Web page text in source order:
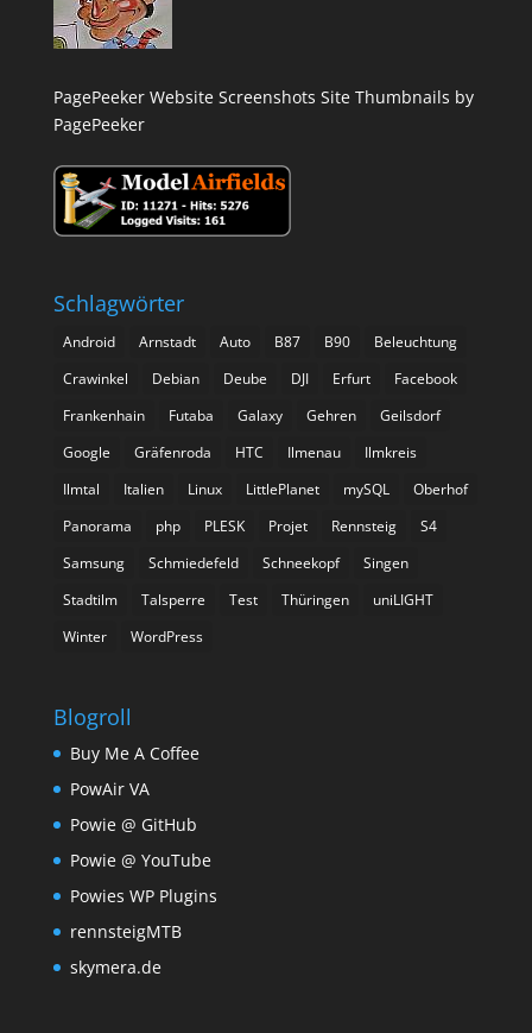
PagePeeker Website Screenshots Site Thumbnails by
PagePeeker
Schlagwörter
Android Arnstadt Auto B87 B90
Beleuchtung
Crawinkel
Debian Deube DJI Erfurt
Facebook
Frankenhain
Futaba Galaxy Gehren
Geilsdorf
Google
Gräfenroda HTC Ilmenau
Ilmkreis
Ilmtal
Italien Linux LittlePlanet mySQL
Oberhof
Panorama
php PLESK Projet Rennsteig
S4
Samsung
Schmiedefeld Schneekopf
Singen
Stadtilm
Talsperre Test Thüringen
uniLIGHT
Winter
WordPress
Blogroll
Buy Me A Coffee
PowAir VA
Powie @ GitHub
Powie @ YouTube
Powies WP Plugins
rennsteigMTB
skymera.de